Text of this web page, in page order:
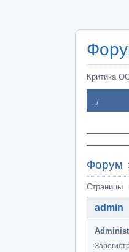
Критика
../
Форум
Страницы
admin